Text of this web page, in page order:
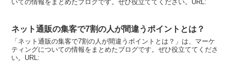
いての情報をまとめたブログです。ぜひ役立ててください。URL:
ネット通販の集客で7割の人が間違うポイントとは？
「ネット通販の集客で7割の人が間違うポイントとは？」は、マーケ
ティングについての情報をまとめたブログです。ぜひ役立ててくださ
い。URL: